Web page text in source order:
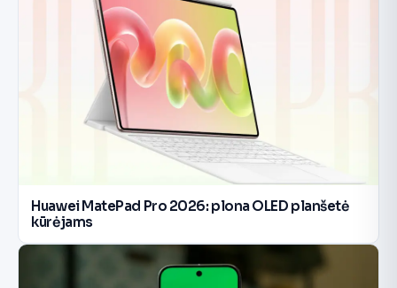
Huawei MatePad Pro 2026: plona OLED planšetė
kūrėjams